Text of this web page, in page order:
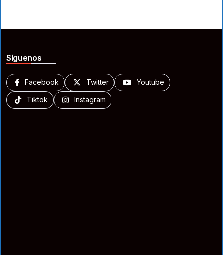
Síguenos
Facebook Twitter Youtube
Tiktok Instagram